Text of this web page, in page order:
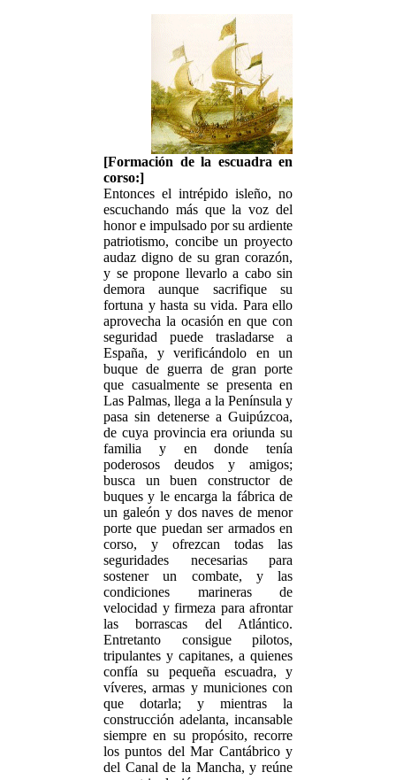
[Formación de la escuadra en
corso:]
Entonces el intrépido isleño, no
escuchando más que la voz del
honor e impulsado por su ardiente
patriotismo, concibe un proyecto
audaz digno de su gran corazón,
y se propone llevarlo a cabo sin
demora aunque sacrifique su
fortuna y hasta su vida. Para ello
aprovecha la ocasión en que con
seguridad puede trasladarse a
España, y verificándolo en un
buque de guerra de gran porte
que casualmente se presenta en
Las Palmas, llega a la Península y
pasa sin detenerse a Guipúzcoa,
de cuya provincia era oriunda su
familia y en donde tenía
poderosos deudos y amigos;
busca un buen constructor de
buques y le encarga la fábrica de
un galeón y dos naves de menor
porte que puedan ser armados en
corso, y ofrezcan todas las
seguridades necesarias para
sostener un combate, y las
condiciones marineras de
velocidad y firmeza para afrontar
las borrascas del Atlántico.
Entretanto consigue pilotos,
tripulantes y capitanes, a quienes
confía su pequeña escuadra, y
víveres, armas y municiones con
que dotarla; y mientras la
construcción adelanta, incansable
siempre en su propósito, recorre
los puntos del Mar Cantábrico y
del Canal de la Mancha, y reúne